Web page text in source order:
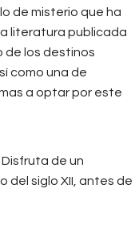
de misterio que ha
literatura publicada
de los destinos
como una de
a optar por este
Disfruta de un
del siglo XII, antes de